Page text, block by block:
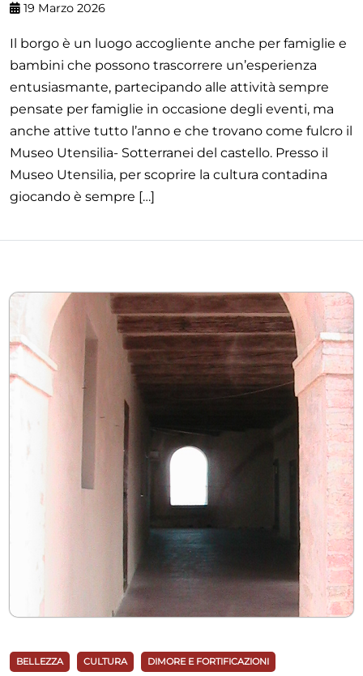
19 Marzo 2026
Il borgo è un luogo accogliente anche per famiglie e
bambini che possono trascorrere un’esperienza
entusiasmante, partecipando alle attività sempre
pensate per famiglie in occasione degli eventi, ma
anche attive tutto l’anno e che trovano come fulcro il
Museo Utensilia- Sotterranei del castello. Presso il
Museo Utensilia, per scoprire la cultura contadina
giocando è sempre […]
BELLEZZA CULTURA DIMORE E FORTIFICAZIONI